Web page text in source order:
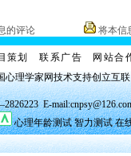
的评论
将本信
策划 联系广告
网站合
心理学家网技术支持创立互
E-
心理年龄测试 智力测试 在